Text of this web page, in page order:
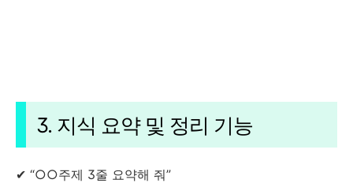
3. 지식 요약 및 정리 기능
✔ “○○주제 3줄 요약해 줘”